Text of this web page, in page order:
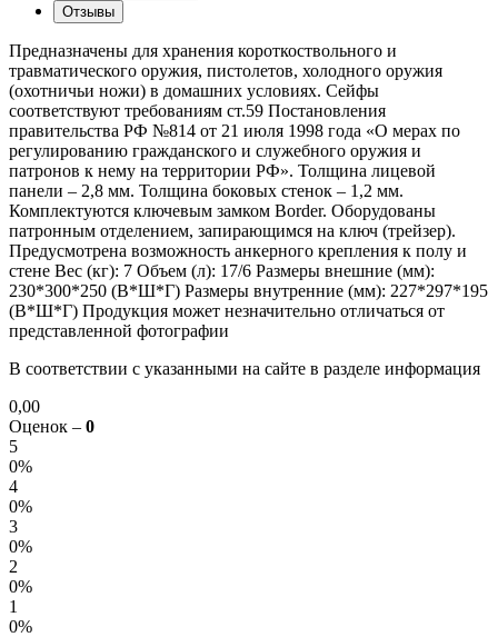
Отзывы
Предназначены для хранения короткоствольного и
травматического оружия, пистолетов, холодного оружия
(охотничьи ножи) в домашних условиях. Сейфы
соответствуют требованиям ст.59 Постановления
правительства РФ №814 от 21 июля 1998 года «О мерах по
регулированию гражданского и служебного оружия и
патронов к нему на территории РФ». Толщина лицевой
панели – 2,8 мм. Толщина боковых стенок – 1,2 мм.
Комплектуются ключевым замком Border. Оборудованы
патронным отделением, запирающимся на ключ (трейзер).
Предусмотрена возможность анкерного крепления к полу и
стене Вес (кг): 7 Объем (л): 17/6 Размеры внешние (мм):
230*300*250 (В*Ш*Г) Размеры внутренние (мм): 227*297*195
(В*Ш*Г) Продукция может незначительно отличаться от
представленной фотографии
В соответствии с указанными на сайте в разделе информация
0,00
Оценок – 0
5
0%
4
0%
3
0%
2
0%
1
0%